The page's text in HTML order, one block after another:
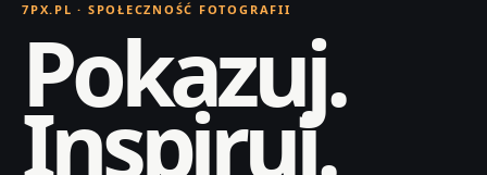
7PX.PL · SPOŁECZNOŚĆ FOTOGRAFII
Pokazuj.
Inspiruj.